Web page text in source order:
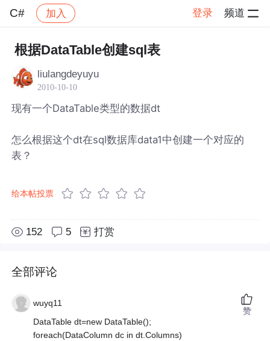
C# 加入 登录 频道
社区 C# 帖子详情
根据DataTable创建sql表
liulangdeyuyu
2010-10-10
现有一个DataTable类型的数据dt
怎么根据这个dt在sql数据库data1中创建一个对应的
表？
给本帖投票
152 5 打赏
全部评论
wuyq11
DataTable dt=new DataTable();
foreach(DataColumn dc in dt.Columns)
赞